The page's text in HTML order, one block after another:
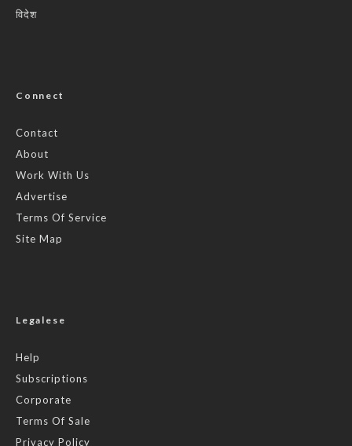
विदेश
Connect
Contact
About
Work With Us
Advertise
Terms Of Service
Site Map
Legalese
Help
Subscriptions
Corporate
Terms Of Sale
Privacy Policy